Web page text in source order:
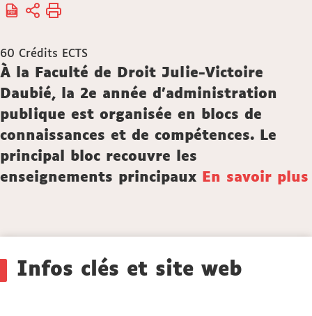
êtes
60 Crédits ECTS
Description
À la Faculté de Droit Julie-Victoire
Daubié, la 2e année d’administration
publique est organisée en blocs de
connaissances et de compétences. Le
principal bloc recouvre les
enseignements principaux
En savoir plus
Infos clés et site web